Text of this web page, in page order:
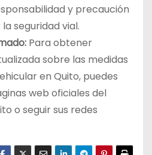
y precaución
seguridad vial.
Para obtener
sobre las medidas
en Quito, puedes
web oficiales del
o seguir sus redes